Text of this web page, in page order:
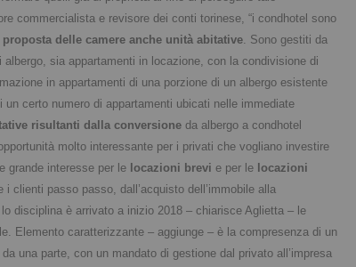
commercialista e revisore dei conti torinese, “i condhotel sono
delle camere anche unità abitative. Sono gestiti da
sia appartamenti in locazione, con la condivisione di
in appartamenti di una porzione di un albergo esistente
certo numero di appartamenti ubicati nelle immediate
risultanti dalla conversione da albergo a condhotel
molto interessante per i privati che vogliano investire
grande interesse per le locazioni brevi e per le locazioni
clienti passo passo, dall’acquisto dell’immobile alla
disciplina è arrivato a inizio 2018 – chiarisce Aglietta – le
Elemento caratterizzante – aggiunge – è la compresenza di un
una parte, con un mandato di gestione dal privato all’impresa